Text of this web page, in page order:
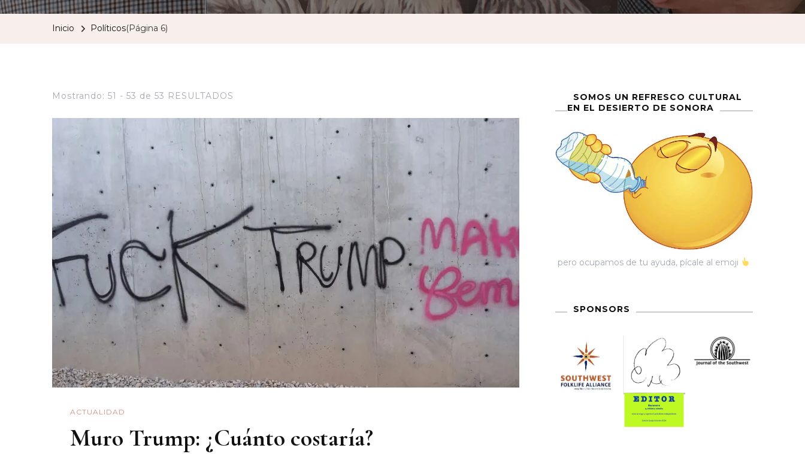
Inicio Políticos(Página 6)
Mostrando: 51 - 53 de 53 RESULTADOS
ACTUALIDAD
Muro Trump: ¿Cuánto costaría?
SOMOS UN REFRESCO CULTURAL
EN EL DESIERTO DE SONORA
pero ocupamos de tu ayuda, pícale al emoji
SPONSORS